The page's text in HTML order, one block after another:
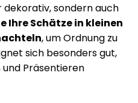
sondern auch
Ihre Schätze in kleinen
, um Ordnung zu
sich besonders gut,
Präsentieren